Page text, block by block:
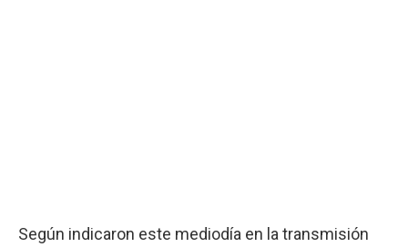
Según indicaron este mediodía en la transmisión